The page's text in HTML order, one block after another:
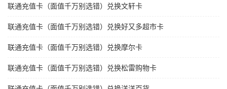
联通充值卡（面值千万别选错）兑换文轩卡
联通充值卡（面值千万别选错）兑换好又多超市卡
联通充值卡（面值千万别选错）兑换摩尔卡
联通充值卡（面值千万别选错）兑换松雷购物卡